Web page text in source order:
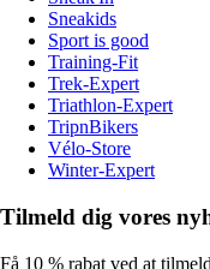
Sneakids
Sport is good
Training-Fit
Trek-Expert
Triathlon-Expert
TripnBikers
Vélo-Store
Winter-Expert
Tilmeld dig vores
Få 10 % rabat ved at